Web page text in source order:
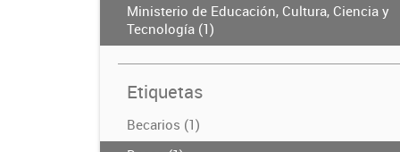
Ministerio de Educación, Cultura, Ciencia y
Tecnología (1)
Etiquetas
Becarios (1)